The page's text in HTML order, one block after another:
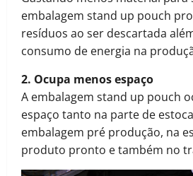
embalagem stand up pouch
resíduos ao ser descartada
consumo de energia na
2. Ocupa menos espaço
A embalagem stand up pouch
espaço tanto na parte de
embalagem pré produção, na
produto pronto e também no